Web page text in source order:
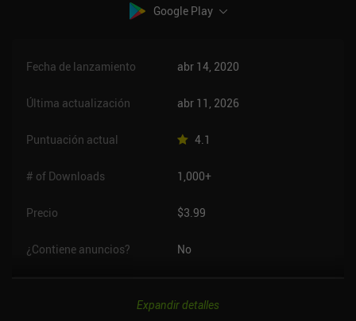
Google Play
Fecha de lanzamiento abr 14, 2020
Última actualización abr 11, 2026
Puntuación actual 4.1
# of Downloads 1,000+
Precio $3.99
¿Contiene anuncios? No
Expandir detalles